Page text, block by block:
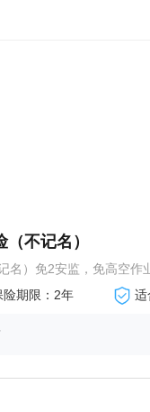
不记名）
名）免2安监，免高空作
险期限：2年 适